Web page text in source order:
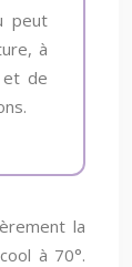
peut
à
et de
la
à 70°.